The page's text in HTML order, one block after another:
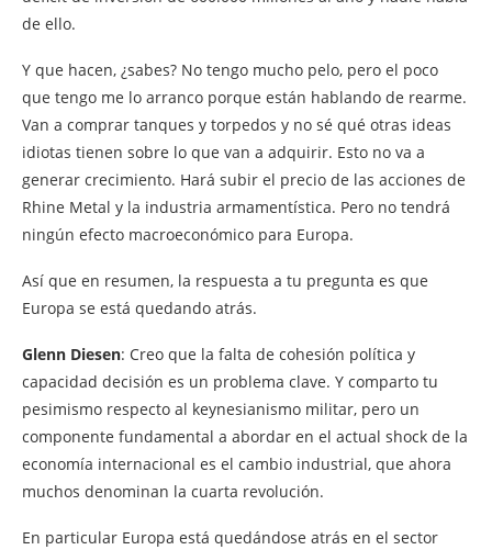
de ello.
Y que hacen, ¿sabes? No tengo mucho pelo, pero el poco
que tengo me lo arranco porque están hablando de rearme.
Van a comprar tanques y torpedos y no sé qué otras ideas
idiotas tienen sobre lo que van a adquirir. Esto no va a
generar crecimiento. Hará subir el precio de las acciones de
Rhine Metal y la industria armamentística. Pero no tendrá
ningún efecto macroeconómico para Europa.
Así que en resumen, la respuesta a tu pregunta es que
Europa se está quedando atrás.
Glenn Diesen: Creo que la falta de cohesión política y
capacidad decisión es un problema clave. Y comparto tu
pesimismo respecto al keynesianismo militar, pero un
componente fundamental a abordar en el actual shock de la
economía internacional es el cambio industrial, que ahora
muchos denominan la cuarta revolución.
En particular Europa está quedándose atrás en el sector